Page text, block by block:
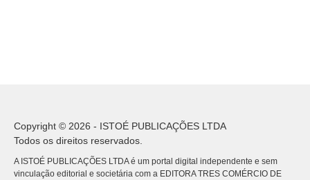
Copyright © 2026 - ISTOÉ PUBLICAÇÕES LTDA
Todos os direitos reservados.
A ISTOÉ PUBLICAÇÕES LTDA é um portal digital independente e sem
vinculação editorial e societária com a EDITORA TRES COMÉRCIO DE